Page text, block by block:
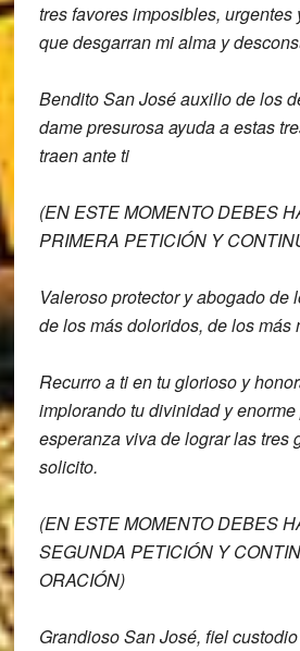
tres favores imposibles, urgentes
que desgarran mialma y
Bendito San José auxilio de los
dame presurosa ayuda aestas
traen ante ti
(EN ESTE MOMENTO DEBES
PRIMERA PETICIÓN Y
Valeroso protector y abogado de
de los más doloridos, de losmás
Recurro a ti en tuglorioso y
implorando tudivinidad y
esperanza viva de lograr las tres
solicito.
(EN ESTE MOMENTO DEBES
SEGUNDA PETICIÓN Y
ORACIÓN)
Grandioso San José, fiel